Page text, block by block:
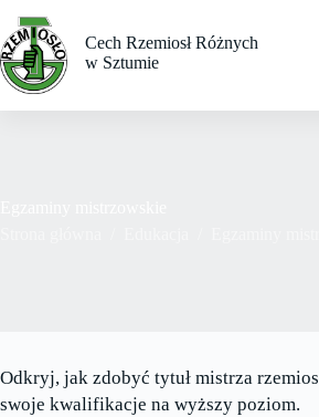
do
treści
Cech Rzemiosł Różnych
w Sztumie
Odkryj, jak zdobyć tytuł mistrza
swoje kwalifikacje na wyższy poziom.